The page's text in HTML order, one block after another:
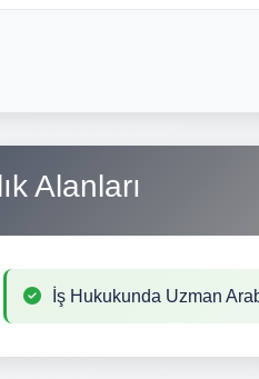
Alanları
İş Hukukunda Uzman